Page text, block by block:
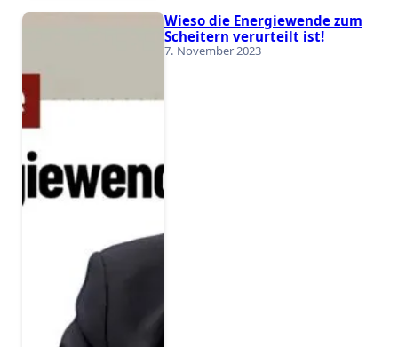
Wieso die Energiewende zum
Scheitern verurteilt ist!
7. November 2023